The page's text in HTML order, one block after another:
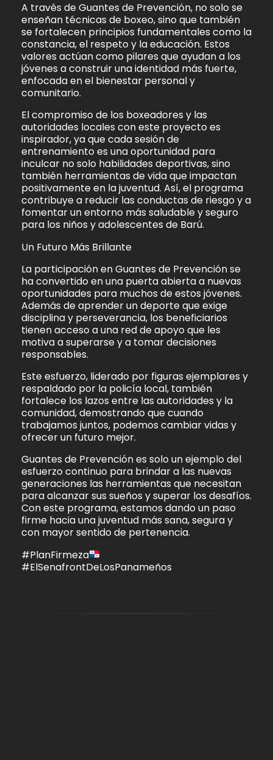
A través de Guantes de Prevención, no solo se
enseñan técnicas de boxeo, sino que también
se fortalecen principios fundamentales como la
constancia, el respeto y la educación. Estos
valores actúan como pilares que ayudan a los
jóvenes a construir una identidad más fuerte,
enfocada en el bienestar personal y
comunitario.
El compromiso de los boxeadores y las
autoridades locales con este proyecto es
inspirador, ya que cada sesión de
entrenamiento es una oportunidad para
inculcar no solo habilidades deportivas, sino
también herramientas de vida que impactan
positivamente en la juventud. Así, el programa
contribuye a reducir las conductas de riesgo y a
fomentar un entorno más saludable y seguro
para los niños y adolescentes de Barú.
Un Futuro Más Brillante
La participación en Guantes de Prevención se
ha convertido en una puerta abierta a nuevas
oportunidades para muchos de estos jóvenes.
Además de aprender un deporte que exige
disciplina y perseverancia, los beneficiarios
tienen acceso a una red de apoyo que les
motiva a superarse y a tomar decisiones
responsables.
Este esfuerzo, liderado por figuras ejemplares y
respaldado por la policía local, también
fortalece los lazos entre las autoridades y la
comunidad, demostrando que cuando
trabajamos juntos, podemos cambiar vidas y
ofrecer un futuro mejor.
Guantes de Prevención es solo un ejemplo del
esfuerzo continuo para brindar a las nuevas
generaciones las herramientas que necesitan
para alcanzar sus sueños y superar los desafíos.
Con este programa, estamos dando un paso
firme hacia una juventud más sana, segura y
con mayor sentido de pertenencia.
#PlanFirmeza
#ElSenafrontDeLosPanameños